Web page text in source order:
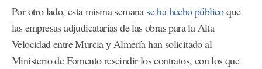
Por otro lado, esta misma semana se ha hecho públicoque
las empresas adjudicatarias de las obras para la Alta
Velocidad entre Murcia y Almería han solicitado al
Ministerio de Fomento rescindir los contratos, con los que